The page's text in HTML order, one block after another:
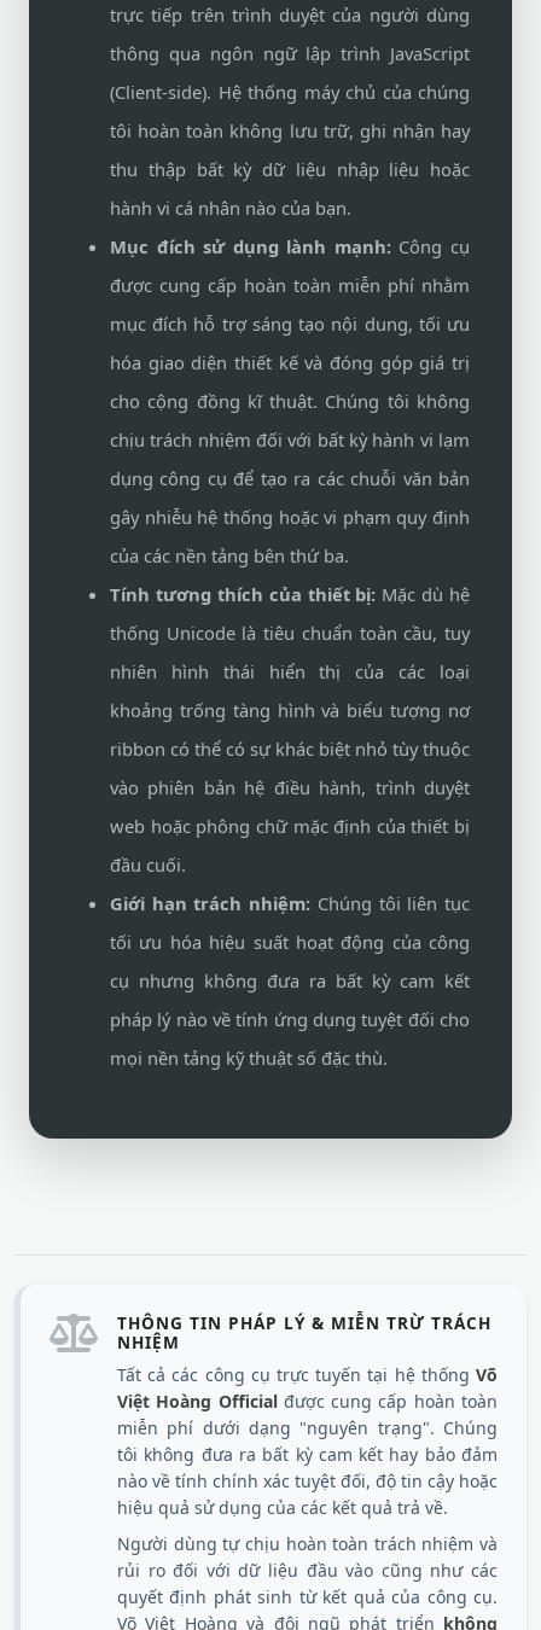
trực tiếp trên trình duyệt của người dùng
thông qua ngôn ngữ lập trình JavaScript
(Client-side). Hệ thống máy chủ của chúng
tôi hoàn toàn không lưu trữ, ghi nhận hay
thu thập bất kỳ dữ liệu nhập liệu hoặc
hành vi cá nhân nào của bạn.
Mục đích sử dụng lành mạnh:Công cụ
được cung cấp hoàn toàn miễn phí nhằm
mục đích hỗ trợ sáng tạo nội dung, tối ưu
hóa giao diện thiết kế và đóng góp giá trị
cho cộng đồng kĩ thuật. Chúng tôi không
chịu trách nhiệm đối với bất kỳ hành vi lạm
dụng công cụ để tạo ra các chuỗi văn bản
gây nhiễu hệ thống hoặc vi phạm quy định
của các nền tảng bên thứ ba.
Tính tương thích của thiết bị: Mặc dù hệ
thống Unicode là tiêu chuẩn toàn cầu, tuy
nhiên hình thái hiển thị của các loại
khoảng trống tàng hình và biểu tượng nơ
ribbon có thể có sự khác biệt nhỏ tùy thuộc
vào phiên bản hệ điều hành, trình duyệt
web hoặc phông chữ mặc định của thiết bị
đầu cuối.
Giới hạn trách nhiệm: Chúng tôi liên tục
tối ưu hóa hiệu suất hoạt động của công
cụ nhưng không đưa ra bất kỳ cam kết
pháp lý nào về tính ứng dụng tuyệt đối cho
mọi nền tảng kỹ thuật số đặc thù.
THÔNG TIN PHÁP LÝ & MIỄN TRỪ TRÁCH
NHIỆM
Tất cả các công cụ trực tuyến tại hệ thống Võ
Việt Hoàng Officialđược cung cấp hoàn toàn
miễn phí dưới dạng "nguyên trạng". Chúng
tôi không đưa ra bất kỳ cam kết hay bảo đảm
nào về tính chính xác tuyệt đối, độ tin cậy hoặc
hiệu quả sử dụng của các kết quả trả về.
Người dùng tự chịu hoàn toàn trách nhiệm và
rủi ro đối với dữ liệu đầu vào cũng như các
quyết định phát sinh từ kết quả của công cụ.
Võ Việt Hoàng và đội ngũ phát triển không